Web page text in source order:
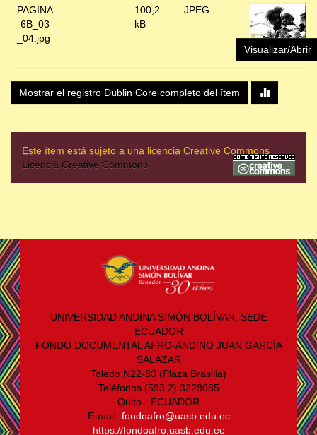
PAGINA
-6B_03
_04.jpg
100,2
kB
JPEG
Visualizar/Abrir
Mostrar el registro Dublin Core completo del ítem
Este ítem está sujeto a una licencia Creative Commons
Licencia Creative Commons
UNIVERSIDAD ANDINA SIMÓN BOLÍVAR, SEDE
ECUADOR
FONDO DOCUMENTAL AFRO-ANDINO JUAN GARCÍA
SALAZAR
Toledo N22-80 (Plaza Brasilia)
Teléfonos (593 2) 3228085
Quito - ECUADOR
E-mail: fondoafro@uasb.edu.ec
https://fondoafro.uasb.edu.ec